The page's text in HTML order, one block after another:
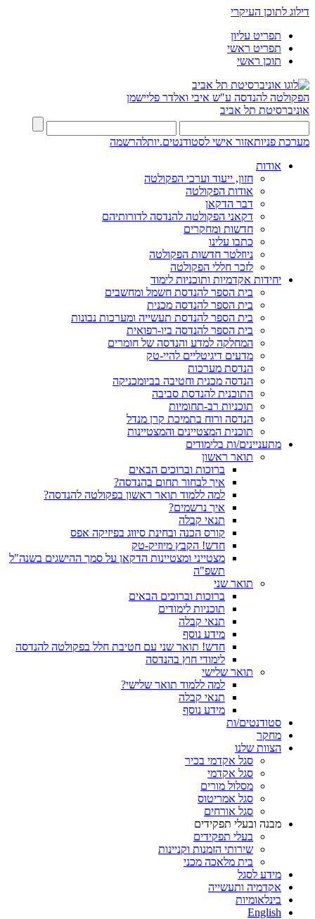
דילוג לתוכן העיקרי
תפריט עליון
תפריט ראשי
תוכן ראשי
הפקולטה להנדסה ע"ש איבי ואלדר פליישמן
אוניברסיטת תל אביב
מערכת פניותאזור אישי לסטודנטים.יותלהרשמה
אודות
חזון, ייעוד וערכי הפקולטה
אודות הפקולטה
דבר הדקאן
דקאני הפקולטה להנדסה לדורותיהם
חדשות ומחקרים
כתבו עלינו
ניוזלטר חדשות הפקולטה
לזכר חללי הפקולטה
יחידות אקדמיות ותוכניות לימוד
בית הספר להנדסת חשמל ומחשבים
בית הספר להנדסה מכנית
בית הספר להנדסת תעשייה ומערכות נבונות
בית הספר להנדסה ביו-רפואית
המחלקה למדע והנדסה של חומרים
מדעים דיגיטליים להיי-טק
הנדסת מערכות
הנדסה מכנית וחטיבה בביומכניקה
התוכנית להנדסת סביבה
תוכניות רב-תחומיות
הנדסה ורוח בתמיכת קרן מנדל
תוכנית המצטיינים והמצטיינות
מתעניינים/ות בלימודים
תואר ראשון
ברוכות וברוכים הבאים
איך לבחור תחום בהנדסה?
למה ללמוד תואר ראשון בפקולטה להנדסה?
איך נרשמים?
תנאי קבלה
קורס הכנה ובחינת סיווג בפיזיקה אפס
חדש! הקבץ מיוזיק-טק
מצטייני ומצטיינות הדקאן על סמך ההישגים בשנה"ל
תשפ"ה
תואר שני
ברוכות וברוכים הבאים
תוכניות לימודים
תנאי קבלה
מידע נוסף
חדש! תואר שני עם חטיבת חלל בפקולטה להנדסה
לימודי חוץ בהנדסה
תואר שלישי
למה ללמוד תואר שלישי?
תנאי קבלה
מידע נוסף
סטודנטים/ות
מחקר
הצוות שלנו
סגל אקדמי בכיר
סגל אקדמי
מסלול מורים
סגל אמריטוס
סגל אורחים
מבנה ובעלי תפקידים
בעלי תפקידים
שירותי הזמנות וקניינות
בית מלאכה מכני
מידע לסגל
אקדמיה ותעשייה
בינלאומיות
English